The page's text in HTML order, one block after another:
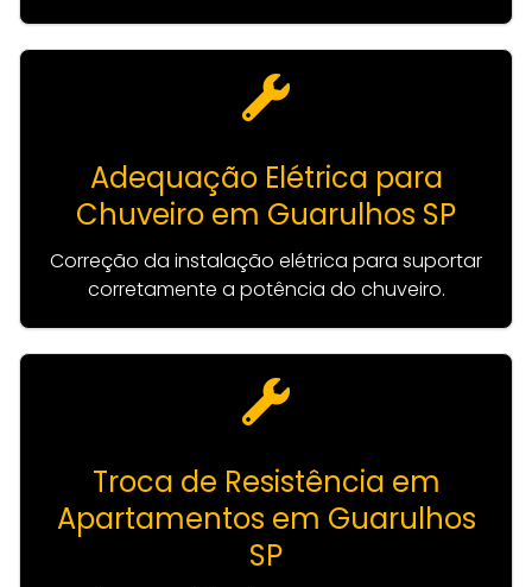
Adequação Elétrica para
Chuveiro em Guarulhos SP
Correção da instalação elétrica para suportar
corretamente a potência do chuveiro.
Troca de Resistência em
Apartamentos em Guarulhos
SP